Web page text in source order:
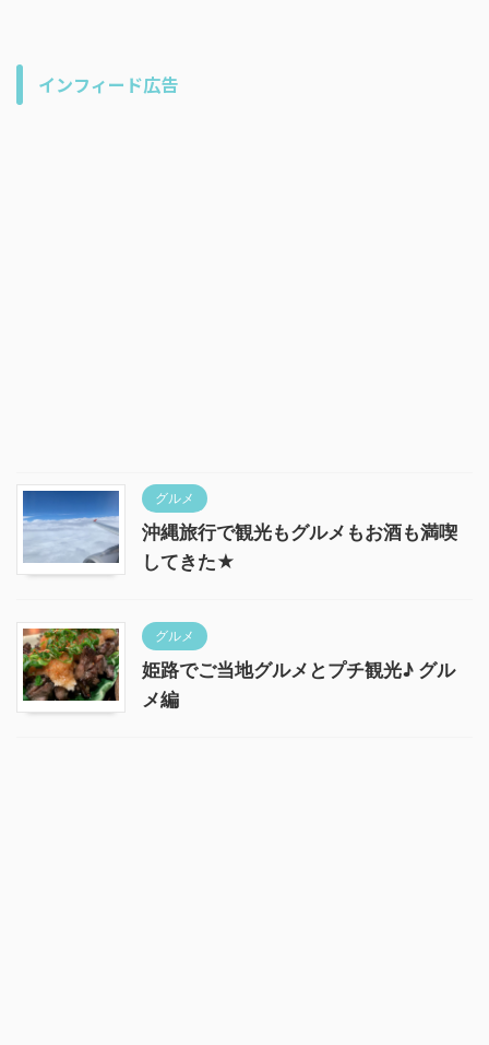
インフィード広告
グルメ
沖縄旅行で観光もグルメもお酒も満喫
してきた★
グルメ
姫路でご当地グルメとプチ観光♪ グル
メ編